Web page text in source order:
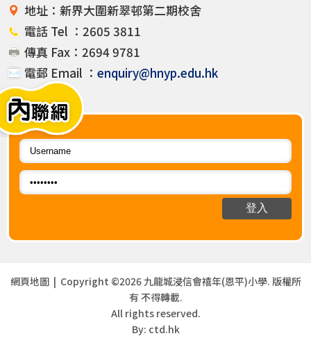
地址：新界大圍新翠邨第二期校舍
電話 Tel ：2605 3811
傳真 Fax：2694 9781
電郵 Email ： enquiry@hnyp.edu.hk
網頁地圖| Copyright ©2026 九龍城浸信會禧年(恩平)小學. 版權所
有 不得轉載.
All rights reserved.
By: ctd.hk